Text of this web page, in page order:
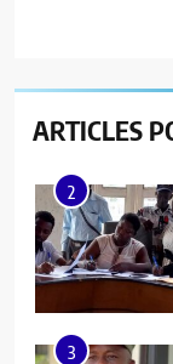
ARTICLES
3
4